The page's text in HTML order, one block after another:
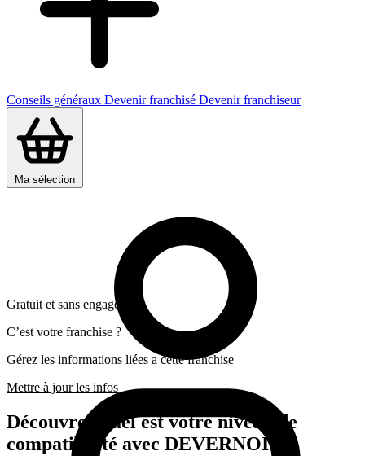
Conseils généraux Devenir franchisé Devenir franchiseur
Ma sélection
Gratuit et sans engagement
C’est votre franchise ?
Gérez les informations liées a cette franchise
Mettre à jour les infos
Découvrez quel est votre niveau de
compatibilité avec DEVERNOIS